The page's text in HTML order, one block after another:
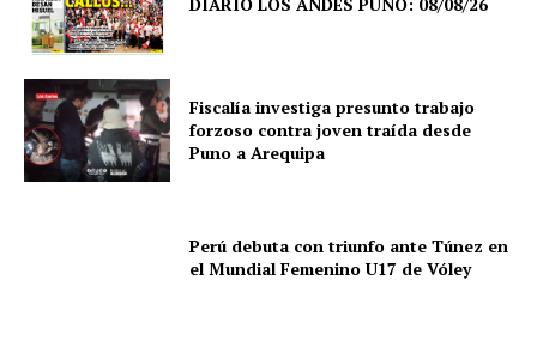
Fiscalía investiga presunto trabajo
forzoso contra joven traída desde
Puno a Arequipa
Perú debuta con triunfo ante Túnez en
el Mundial Femenino U17 de Vóley